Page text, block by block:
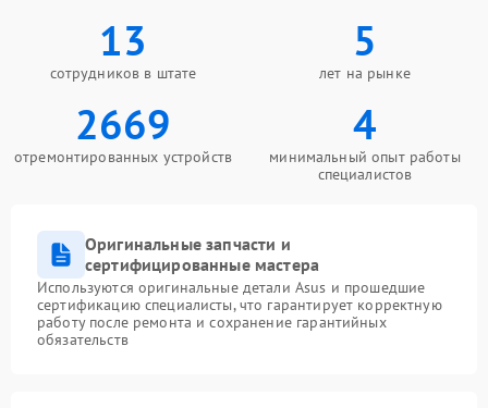
13
сотрудников в штате
5
лет на рынке
2669
отремонтированных устройств
4
минимальный опыт работы
специалистов
Оригинальные запчасти и
сертифицированные мастера
Используются оригинальные детали Asus и прошедшие
сертификацию специалисты, что гарантирует корректную
работу после ремонта и сохранение гарантийных
обязательств